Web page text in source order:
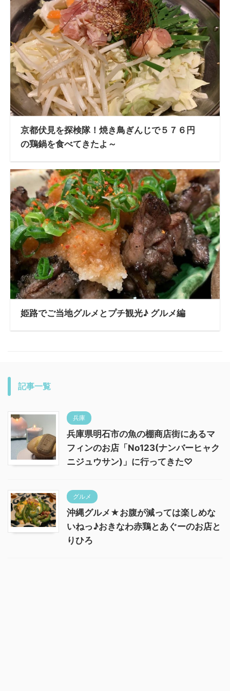
京都伏見を探検隊！焼き鳥ぎんじで５７６円
の鶏鍋を食べてきたよ～
姫路でご当地グルメとプチ観光♪ グルメ編
記事一覧
兵庫
兵庫県明石市の魚の棚商店街にあるマ
フィンのお店「No123(ナンバーヒャク
ニジュウサン)」に行ってきた♡
グルメ
沖縄グルメ★お腹が減っては楽しめな
いねっ♪おきなわ赤鶏とあぐーのお店と
りひろ